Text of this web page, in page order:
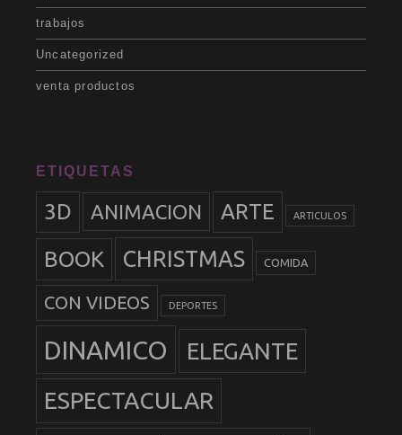
trabajos
Uncategorized
venta productos
ETIQUETAS
3D ANIMACION ARTE ARTICULOS
BOOK CHRISTMAS COMIDA
CON VIDEOS DEPORTES
DINAMICO
ELEGANTE
ESPECTACULAR